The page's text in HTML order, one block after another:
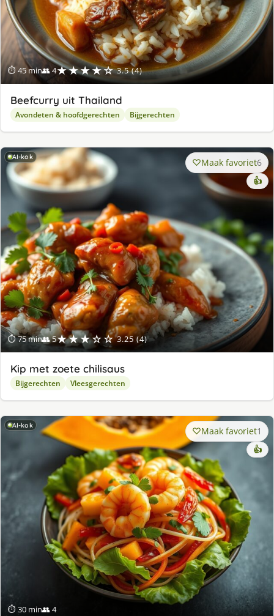
⏱ 45 min👥 4★★★★☆ 3.5 (4)
Beefcurry uit Thailand
Avondeten & hoofdgerechten Bijgerechten
AI-kok
⏱ 75 min👥 5★★★☆☆ 3.25 (4)
Maak favoriet6
👍
Kip met zoete chilisaus
Bijgerechten Vleesgerechten
AI-kok
⏱ 30 min👥 4
Maak favoriet1
👍